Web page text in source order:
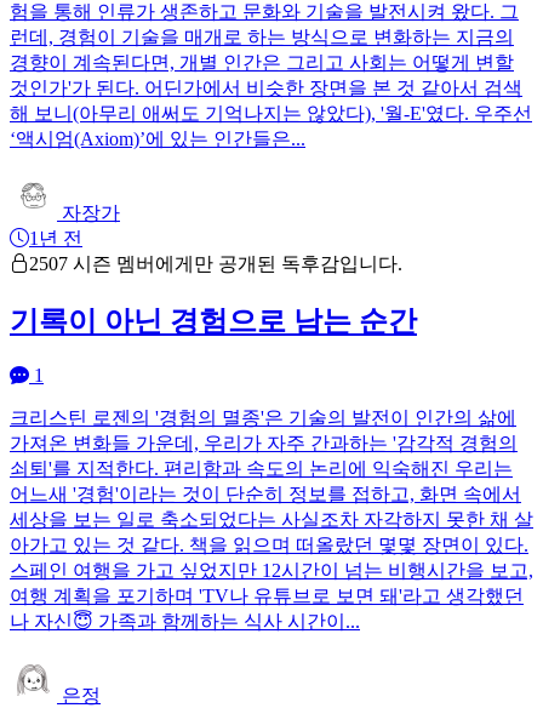
험을 통해 인류가 생존하고 문화와 기술을 발전시켜 왔다. 그
런데, 경험이 기술을 매개로 하는 방식으로 변화하는 지금의
경향이 계속된다면, 개별 인간은 그리고 사회는 어떻게 변할
것인가'가 된다. 어딘가에서 비슷한 장면을 본 것 같아서 검색
해 보니(아무리 애써도 기억나지는 않았다), '월-E'였다. 우주선
‘액시엄(Axiom)’에 있는 인간들은...
자장가
1년 전
2507 시즌 멤버에게만 공개된 독후감입니다.
기록이 아닌 경험으로 남는 순간
1
크리스틴 로젠의 '경험의 멸종'은 기술의 발전이 인간의 삶에
가져온 변화들 가운데, 우리가 자주 간과하는 '감각적 경험의
쇠퇴'를 지적한다. 편리함과 속도의 논리에 익숙해진 우리는
어느새 '경험'이라는 것이 단순히 정보를 접하고, 화면 속에서
세상을 보는 일로 축소되었다는 사실조차 자각하지 못한 채 살
아가고 있는 것 같다. 책을 읽으며 떠올랐던 몇몇 장면이 있다.
스페인 여행을 가고 싶었지만 12시간이 넘는 비행시간을 보고,
여행 계획을 포기하며 'TV나 유튜브로 보면 돼'라고 생각했던
나 자신😇 가족과 함께하는 식사 시간이...
은정